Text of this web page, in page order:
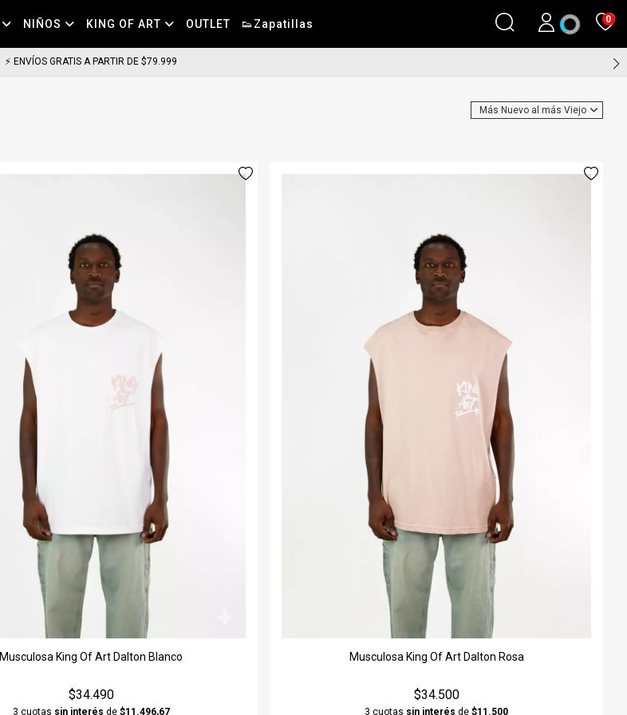
NIÑOS KING OF ART OUTLET 👟Zapatillas 0
⚡ ENVÍOS GRATIS A PARTIR DE $79.999
Musculosa King Of Art Dalton Blanco
$34.490
3 cuotas sin interés de $11.496,67
Musculosa King Of Art Dalton Rosa
$34.500
3 cuotas sin interés de $11.500